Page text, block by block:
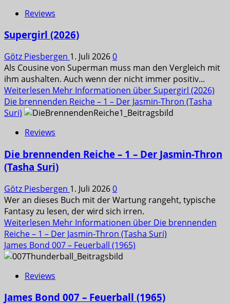
Reviews
Supergirl (2026)
Götz Piesbergen 1. Juli 20260
Als Cousine von Superman muss man den Vergleich mit
ihm aushalten. Auch wenn der nicht immer positiv...
Weiterlesen Mehr Informationen über Supergirl (2026)
Die brennenden Reiche – 1 – Der Jasmin-Thron (Tasha
Suri)
Reviews
Die brennenden Reiche – 1 – Der Jasmin-Thron
(Tasha Suri)
Götz Piesbergen 1. Juli 20260
Wer an dieses Buch mit der Wartung rangeht, typische
Fantasy zu lesen, der wird sich irren.
Weiterlesen Mehr Informationen über Die brennenden
Reiche – 1 – Der Jasmin-Thron (Tasha Suri)
James Bond 007 – Feuerball (1965)
Reviews
James Bond 007 – Feuerball (1965)